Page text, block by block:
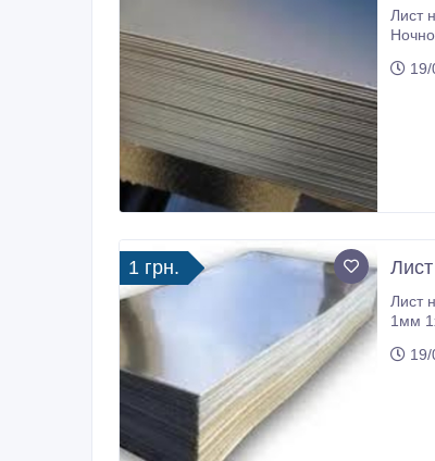
Лист
Ночной экспресс, который находится по
1 грн.
Лист
1мм